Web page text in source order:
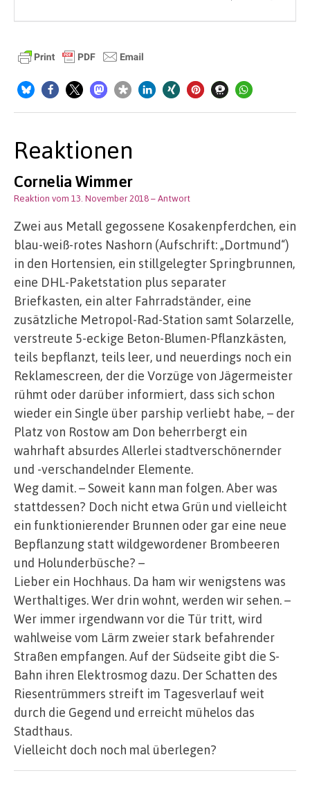
Reaktionen
Cornelia Wimmer
Reaktion vom 13. November 2018– Antwort
Zwei aus Metall gegossene Kosakenpferdchen, ein
blau-weiß-rotes Nashorn (Aufschrift: „Dortmund“)
in den Hortensien, ein stillgelegter Springbrunnen,
eine DHL-Paketstation plus separater
Briefkasten, ein alter Fahrradständer, eine
zusätzliche Metropol-Rad-Station samt Solarzelle,
verstreute 5-eckige Beton-Blumen-Pflanzkästen,
teils bepflanzt, teils leer, und neuerdings noch ein
Reklamescreen, der die Vorzüge von Jägermeister
rühmt oder darüber informiert, dass sich schon
wieder ein Single über parship verliebt habe, – der
Platz von Rostow am Don beherrbergt ein
wahrhaft absurdes Allerlei stadtverschönernder
und -verschandelnder Elemente.
Weg damit. – Soweit kann man folgen. Aber was
stattdessen? Doch nicht etwa Grün und vielleicht
ein funktionierender Brunnen oder gar eine neue
Bepflanzung statt wildgewordener Brombeeren
und Holunderbüsche? –
Lieber ein Hochhaus. Da ham wir wenigstens was
Werthaltiges. Wer drin wohnt, werden wir sehen. –
Wer immer irgendwann vor die Tür tritt, wird
wahlweise vom Lärm zweier stark befahrender
Straßen empfangen. Auf der Südseite gibt die S-
Bahn ihren Elektrosmog dazu. Der Schatten des
Riesentrümmers streift im Tagesverlauf weit
durch die Gegend und erreicht mühelos das
Stadthaus.
Vielleicht doch noch mal überlegen?